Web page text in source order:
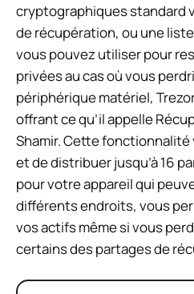
cryptographiques standard
de récupération, ou une
vous pouvez utiliser pour
privées au cas où vous
périphérique matériel,
offrant ce qu’il appelle
Shamir. Cette
et de distribuer jusqu’à 16
pour votre appareil qui
différents endroits, vous
vos actifs même si vous
certains des partages de